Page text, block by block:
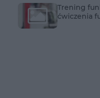
Trening
ćwiczenia